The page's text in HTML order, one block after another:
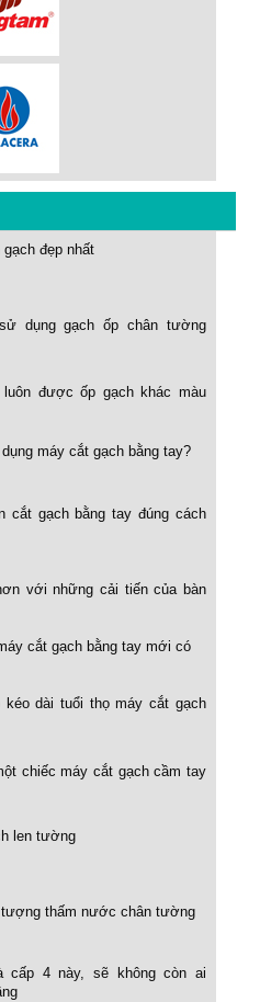
đẹp nhất
dụng gạch ốp chân tường
được ốp gạch khác màu
máy cắt gạch bằng tay?
cắt gạch bằng tay đúng cách
với những cải tiến của bàn
cắt gạch bằng tay mới có
kéo dài tuổi thọ máy cắt gạch
chiếc máy cắt gạch cầm tay
len tường
thấm nước chân tường
cấp 4 này, sẽ không còn ai